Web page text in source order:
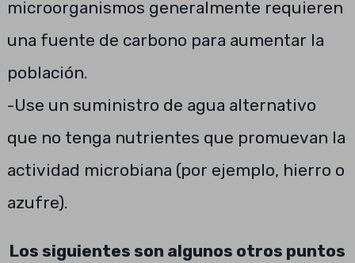
microorganismos generalmente requieren
una fuente de carbono para aumentar la
población.
-Use un suministro de agua alternativo
que no tenga nutrientes que promuevan la
actividad microbiana (por ejemplo, hierro o
azufre).
Los siguientes son algunos otros puntos